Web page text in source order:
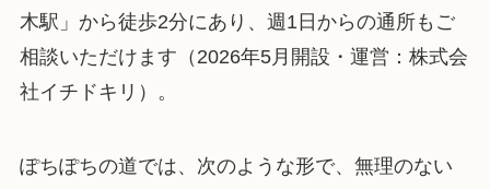
木駅」から徒歩2分にあり、週1日からの通所もご
相談いただけます（2026年5月開設・運営：株式会
社イチドキリ）。
ぽちぽちの道では、次のような形で、無理のない